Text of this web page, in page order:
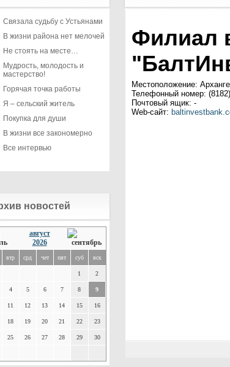
Связала судьбу с Устьянами
В жизни района нет мелочей
Не стоять на месте…
Мудрость, молодость и
мастерство!
Горячая точка работы
Я – сельский житель
Покупка для души
В жизни все закономерно
Все интервью
новостей
август
2026
втр срд чет пят суб вск
1 2
4 5 6 7 8 9
11 12 13 14 15 16
18 19 20 21 22 23
25 26 27 28 29 30
Филиал
Местоположение:
Телефонный номер:
Почтовый ящик: -
Web-сайт: